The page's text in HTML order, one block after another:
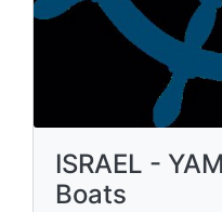
ISRAEL -
Boats